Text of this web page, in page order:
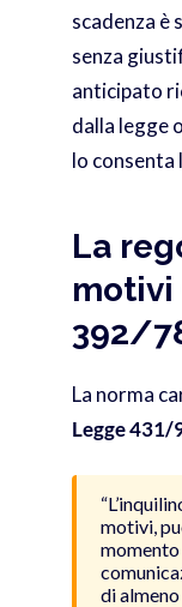
scadenza è
senza
anticipato
dalla legge
lo consenta
La
motivi
392/
La norma
Legge 431/
motivi,
di almeno